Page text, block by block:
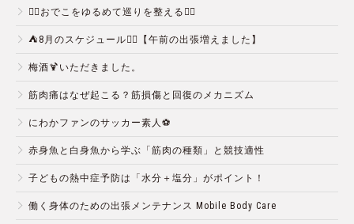
💆‍♀️おでこをゆるめて巡りを整える💆‍♂️
⛺️8月のスケジュール🏄‍♂️【午前の出張増えました】
梅酒🍹いただきました。
筋肉痛はなぜ起こる？筋損傷と回復のメカニズム
にわかファンのサッカー素人⚽️
赤身魚と白身魚から学ぶ「筋肉の種類」と競技適性
子どもの熱中症予防は「水分＋塩分」がポイント！
働く身体のための出張メンテナンス Mobile Body Care